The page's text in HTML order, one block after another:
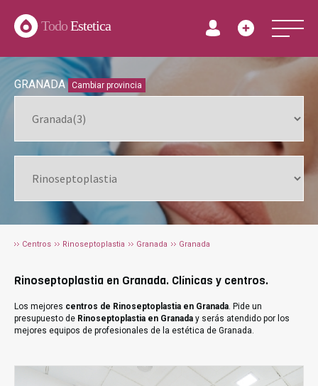
TodoEstetica
GRANADA Cambiar provincia
Centros Rinoseptoplastia Granada Granada
Rinoseptoplastia en Granada. Clínicas y centros.
Los mejores centros de Rinoseptoplastia en Granada. Pide un
presupuesto de Rinoseptoplastia en Granada y serás atendido por los
mejores equipos de profesionales de la estética de Granada.